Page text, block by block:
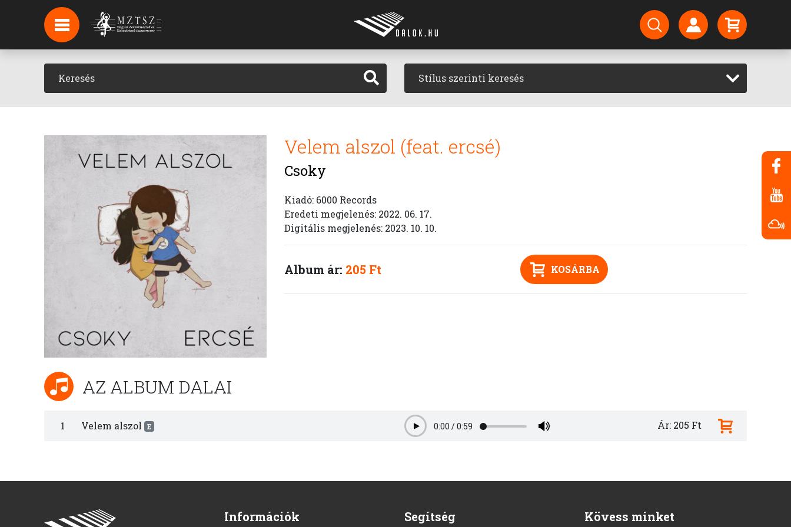
HÍREK
HÍRLEVÉL FELIRATKOZÁS
PODCAST Stílus szerinti keresés
Velem alszol (feat. ercsé)
Csoky
Kiadó: 6000 Records
Eredeti megjelenés: 2022. 06. 17.
Digitális megjelenés: 2023. 10. 10.
Album ár: 205 Ft KOSÁRBA
AZ ALBUM DALAI
1 Velem alszol E Play0:00 /0:59 Ár: 205 Ft
Információk Segítség Kövess minket